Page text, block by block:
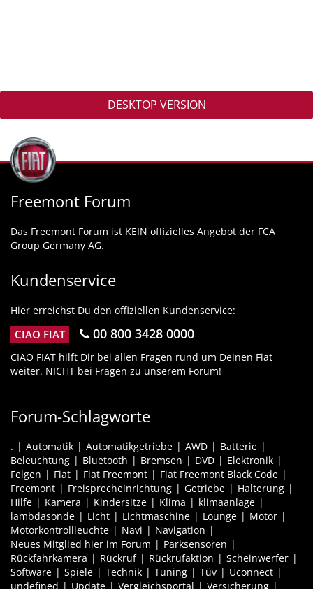
DESKTOP VERSION
Freemont Forum
Das Freemont Forum ist KEIN offizielles Angebot der FCA
Group Germany AG.
Kundenservice
Hier erreichst Du den offiziellen Kundenservice:
CIAO FIAT 00 800 3428 0000
CIAO FIAT hilft Dir bei allen Fragen rund um Deinen Fiat
weiter. NICHT bei Fragen zu unserem Forum!
Forum-Schlagworte
. Automatik Automatikgetriebe AWD
Batterie
Beleuchtung
Bluetooth Bremsen DVD
Elektronik
Felgen
Fiat Fiat Freemont
Fiat Freemont Black Code
Freemont
Freisprecheinrichtung Getriebe
Halterung
Hilfe
Kamera Kindersitze Klima
klimaanlage
lambdasonde
Licht Lichtmaschine Lounge
Motor
Motorkontrollleuchte
Navi
Navigation
Neues Mitglied hier im Forum
Parksensoren
Rückfahrkamera
Rückruf Rückrufaktion
Scheinwerfer
Software
Spiele Technik Tuning Tüv
Uconnect
undefined
Update Vergleichsportal
Versicherung